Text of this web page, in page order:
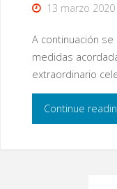
13 marzo 2020
A continuación
medidas
extraordinario
Continue